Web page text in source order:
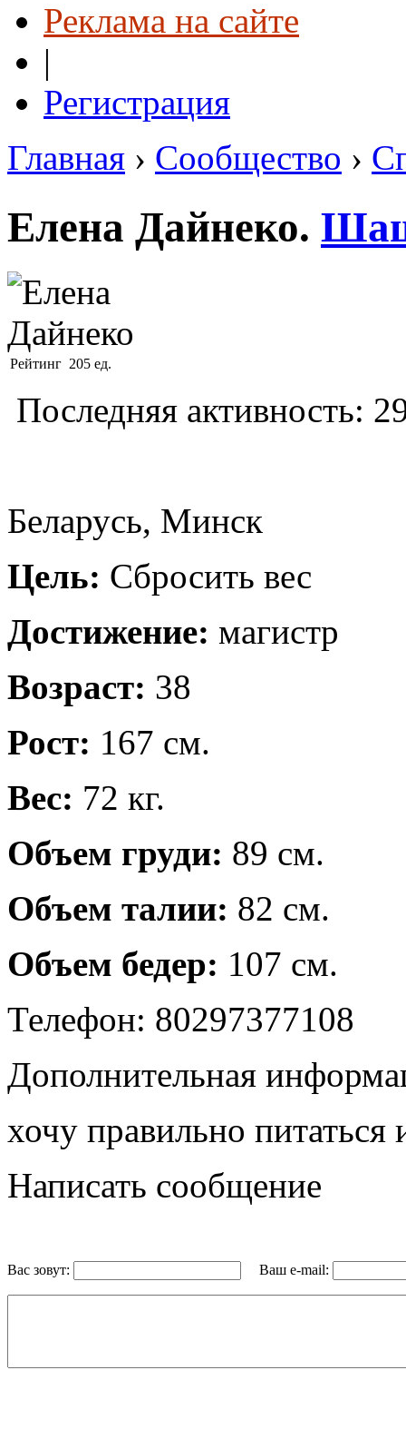
Реклама на сайте
|
Регистрация
Главная › Сообщество ›
Елена Дайнеко.
Рейтинг 205 ед.
Последняя активность:
Беларусь, Минск
Цель: Сбросить вес
Достижение: магистр
Возраст: 38
Рост: 167 см.
Вес: 72 кг.
Объем груди: 89 см.
Объем талии: 82 см.
Объем бедер: 107 см.
Телефон: 80297377108
Дополнительная
хочу правильно питаться
Написать сообщение
Вас зовут: Ваш e-mail: